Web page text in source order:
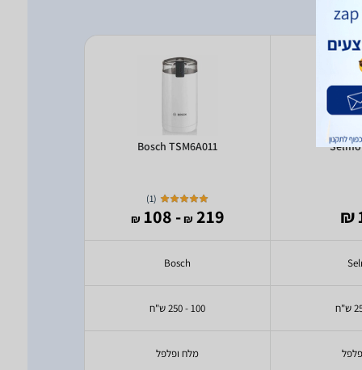
Bosch TSM6A011
(
1
)
219
₪
- 108
₪
Bosch
100 - 250 ש"ח
מלח ופלפל